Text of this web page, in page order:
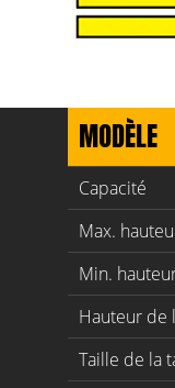
MODÈLE
Capacité
Max.
Min.
Hauteur de
Taille de la